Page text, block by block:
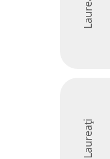
Laureați
Laureați